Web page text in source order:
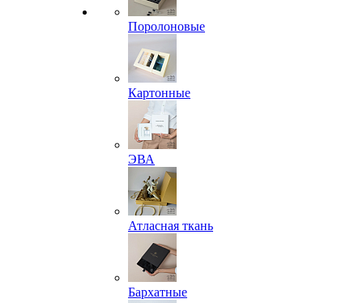
Поролоновые
Картонные
ЭВА
Атласная ткань
Бархатные